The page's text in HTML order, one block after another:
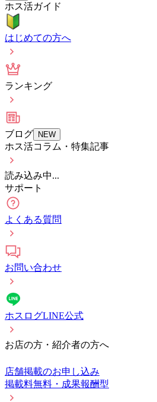
ホス活ガイド
はじめての方へ
ランキング
ブログ NEW
ホス活コラム・特集記事
読み込み中...
サポート
よくある質問
お問い合わせ
ホスログLINE公式
お店の方・紹介者の方へ
店舗掲載のお申し込み
掲載料無料・成果報酬型